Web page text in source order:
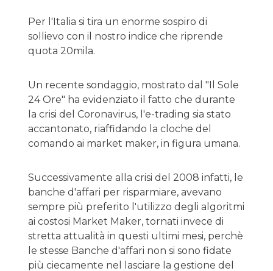
Per l'Italia si tira un enorme sospiro di
sollievo con il nostro indice che riprende
quota 20mila.
Un recente sondaggio, mostrato dal "Il Sole
24 Ore" ha evidenziato il fatto che durante
la crisi del Coronavirus, l'e-trading sia stato
accantonato, riaffidando la cloche del
comando ai market maker, in figura umana.
Successivamente alla crisi del 2008 infatti, le
banche d'affari per risparmiare, avevano
sempre più preferito l'utilizzo degli algoritmi
ai costosi Market Maker, tornati invece di
stretta attualità in questi ultimi mesi, perchè
le stesse Banche d'affari non si sono fidate
più ciecamente nel lasciare la gestione del